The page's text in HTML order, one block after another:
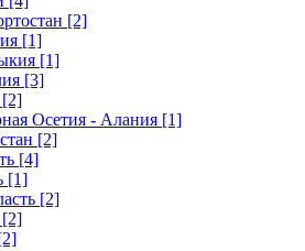
[2]
[1]
[1]
[3]
[2]
Осетия - Алания [1]
[2]
[4]
[1]
[2]
[2]